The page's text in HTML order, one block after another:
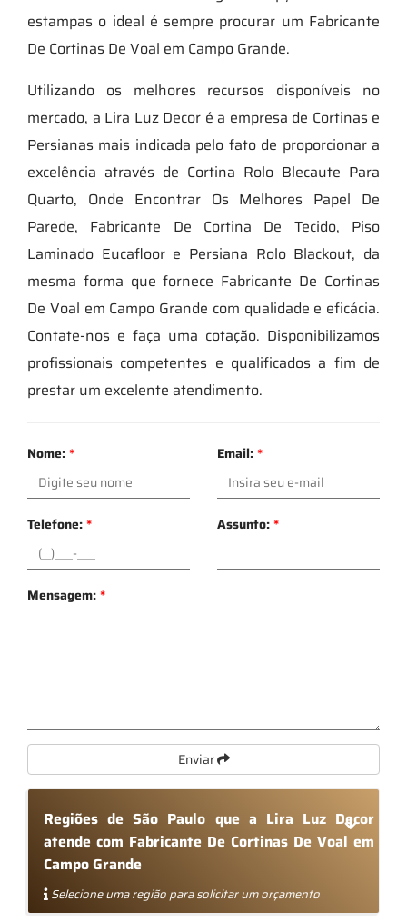
estampas o ideal é sempre procurar um Fabricante
De Cortinas De Voal em Campo Grande.
Utilizando os melhores recursos disponíveis no
mercado, a Lira Luz Decor é a empresa de Cortinas e
Persianas mais indicada pelo fato de proporcionar a
excelência através de Cortina Rolo Blecaute Para
Quarto, Onde Encontrar Os Melhores Papel De
Parede, Fabricante De Cortina De Tecido, Piso
Laminado Eucafloor e Persiana Rolo Blackout, da
mesma forma que fornece Fabricante De Cortinas
De Voal em Campo Grande com qualidade e eficácia.
Contate-nos e faça uma cotação. Disponibilizamos
profissionais competentes e qualificados a fim de
prestar um excelente atendimento.
Nome:* Email:*
Telefone:* Assunto:*
Mensagem:*
Enviar
Regiões de São Paulo que a Lira Luz Decor
atende com Fabricante De Cortinas De Voal em
Campo Grande
Selecione uma região para solicitar um orçamento